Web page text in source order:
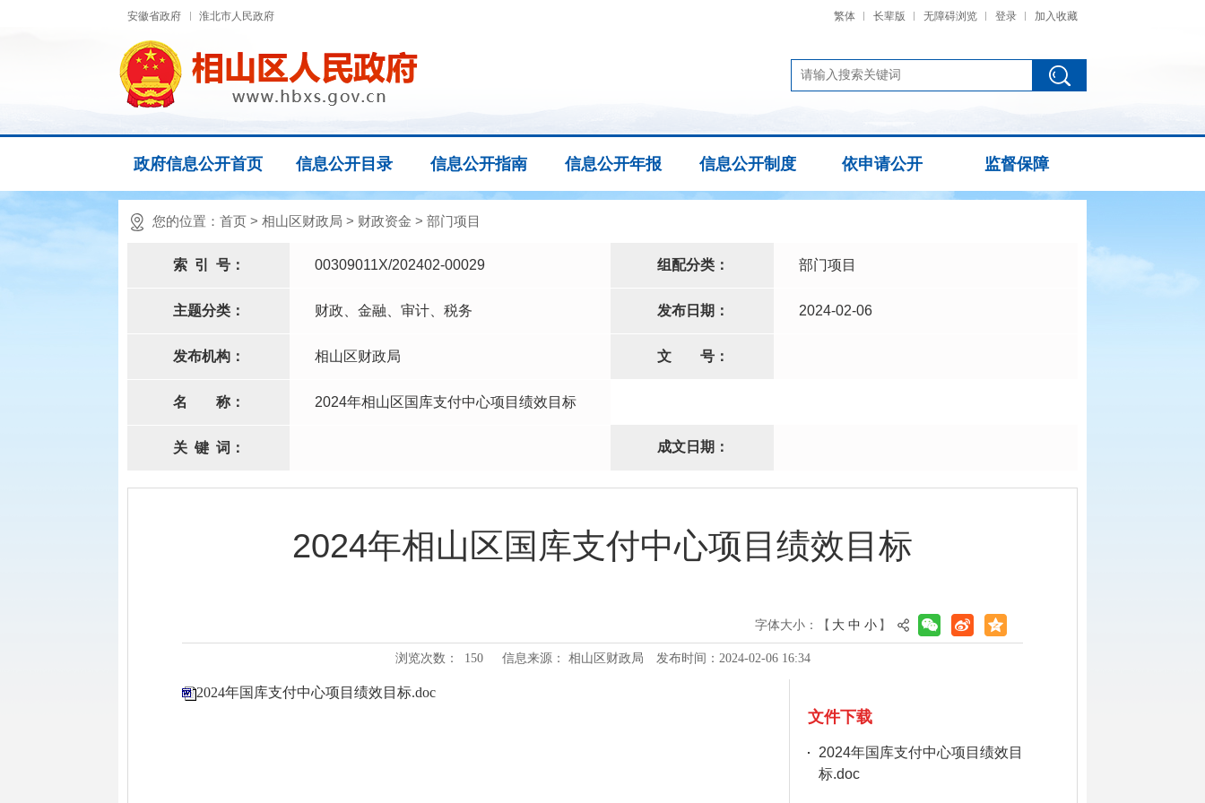
安徽省政府 淮北市人民政府 繁体 长辈版 无障碍浏览 登录 加入收藏
政府信息公开首页 信息公开目录 信息公开指南 信息公开年报 信息公开制度 依申请公开 监督保障
您的位置： 首页 > 相山区财政局 > 财政资金 > 部门项目
索 引 号： 00309011X/202402-00029 组配分类： 部门项目
主题分类： 财政、金融、审计、税务 发布日期： 2024-02-06
发布机构： 相山区财政局 文 号：
名 称： 2024年相山区国库支付中心项目绩效目标
关 键 词： 成文日期：
2024年相山区国库支付中心项目绩效目标
字体大小：【 大 中 小 】
浏览次数： 150 信息来源： 相山区财政局 发布时间：2024-02-06 16:34
2024年国库支付中心项目绩效目标.doc
文件下载
2024年国库支付中心项目绩效目
标.doc